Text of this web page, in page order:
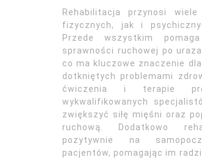
Rehabilitacja przynosi
fizycznych, jak i
Przede wszystkim
sprawności ruchowej po
co ma kluczowe znaczenie
dotkniętych problemami
ćwiczenia i terapie
wykwalifikowanych
zwiększyć siłę mięśni oraz
ruchową. Dodatkowo
pozytywnie na
pacjentów, pomagając im